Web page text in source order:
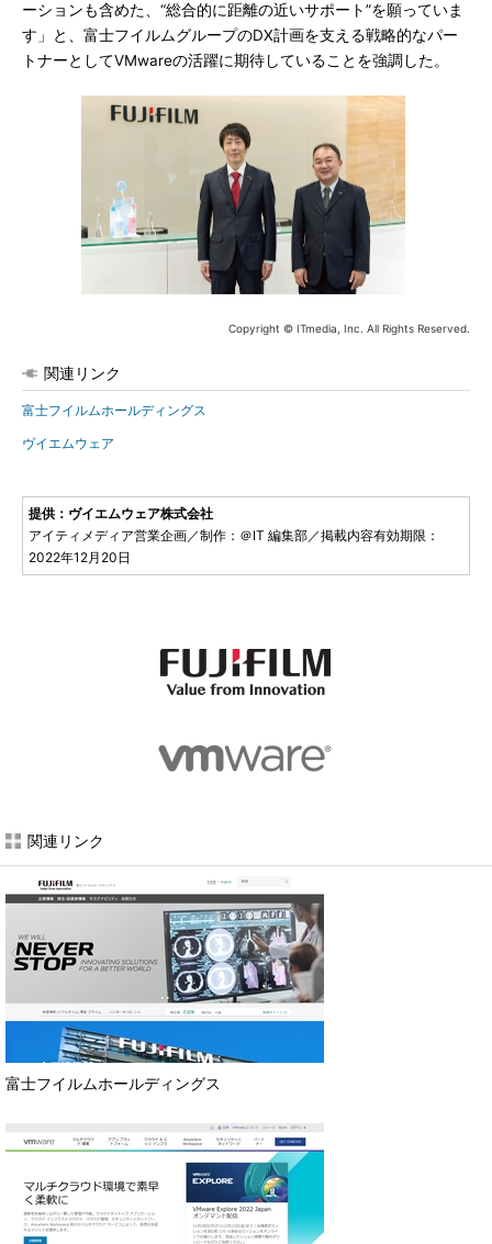
ーションも含めた、“総合的に距離の近いサポート”を願っていま
す」と、富士フイルムグループのDX計画を支える戦略的なパー
トナーとしてVMwareの活躍に期待していることを強調した。
Copyright © ITmedia, Inc. All Rights Reserved.
関連リンク
富士フイルムホールディングス
ヴイエムウェア
提供：ヴイエムウェア株式会社
アイティメディア営業企画／制作：＠IT 編集部／掲載内容有効期限：
2022年12月20日
関連リンク
富士フイルムホールディングス